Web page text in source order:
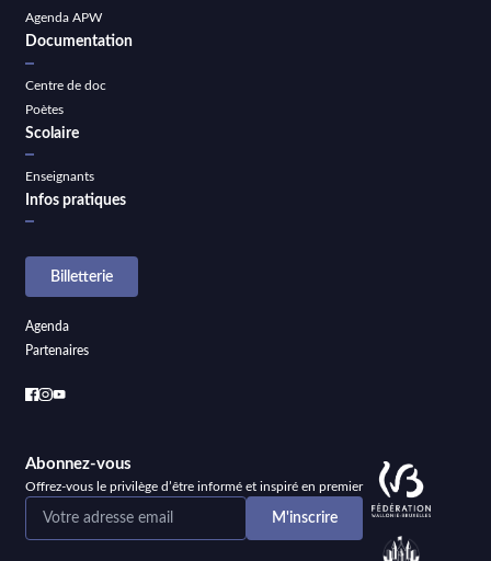
Agenda APW
Documentation
Centre de doc
Poètes
Scolaire
Enseignants
Infos pratiques
Billetterie
Agenda
Partenaires
Abonnez-vous
Offrez-vous le privilège d’être informé et inspiré en premier